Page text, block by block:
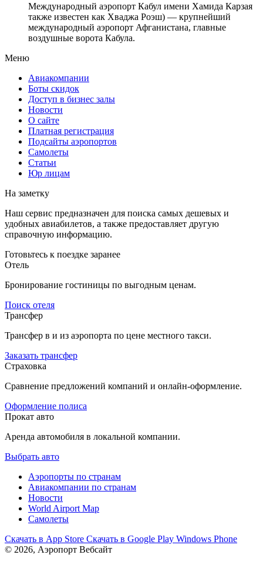
Международный аэропорт Кабул имени Хамида Карзая
также известен как Хваджа Роэш) — крупнейший
международный аэропорт Афганистана, главные
воздушные ворота Кабула.
Меню
Авиакомпании
Боты скидок
Доступ в бизнес залы
Новости
О сайте
Платная регистрация
Подсайты аэропортов
Самолеты
Статьи
Юр лицам
На заметку
Наш сервис предназначен для поиска самых дешевых и
удобных авиабилетов, а также предоставляет другую
справочную информацию.
Готовьтесь к поездке заранее
Отель
Бронирование гостиницы по выгодным ценам.
Поиск отеля
Трансфер
Трансфер в и из аэропорта по цене местного такси.
Заказать трансфер
Страховка
Сравнение предложений компаний и онлайн-оформление.
Оформление полиса
Прокат авто
Аренда автомобиля в локальной компании.
Выбрать авто
Аэропорты по странам
Авиакомпании по странам
Новости
World Airport Map
Самолеты
Скачать в App Store Скачать в Google Play Windows Phone
© 2026, Аэропорт Вебсайт